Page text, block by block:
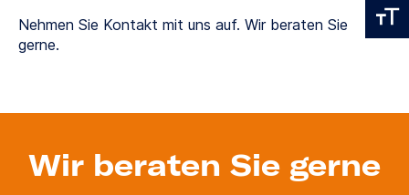
Nehmen Sie Kontakt mit uns auf. Wir beraten Sie
gerne.
Wir beraten Sie gerne